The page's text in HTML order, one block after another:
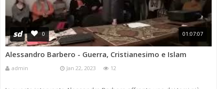
sd 0 01:07:07
Alessandro Barbero - Guerra, Cristianesimo e Islam
admin Jan 22, 2023 12